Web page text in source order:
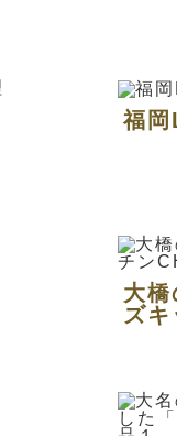
福
大橋
ズ